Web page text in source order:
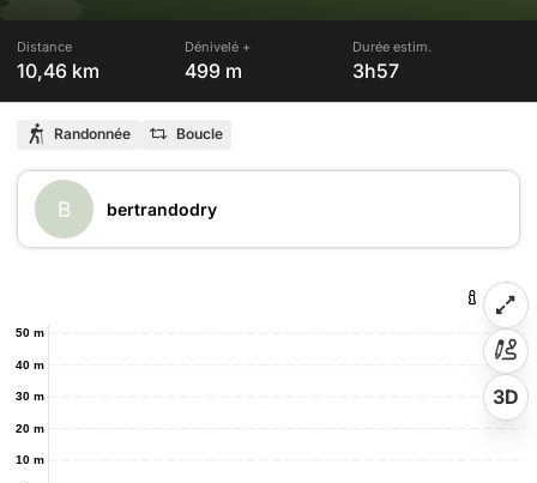
Distance
10,46 km
Dénivelé +
499 m
Durée estim.
3h57
Randonnée Boucle
B bertrandodry
10 m
20 m
30 m
40 m
50 m
3D